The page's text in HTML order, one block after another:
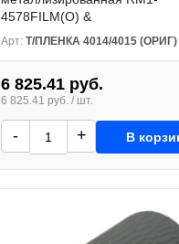
4578FILM(O) &
Арт: Т/ПЛЕНКА 4014/4015 (ОРИГ)
6 825.41 руб.
6 825.41 руб. / шт.
- + В